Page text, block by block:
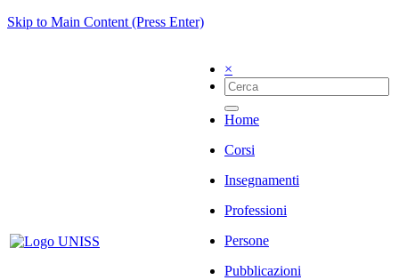
Skip to Main Content (Press Enter)
×
Home
Corsi
Insegnamenti
Professioni
Persone
Pubblicazioni